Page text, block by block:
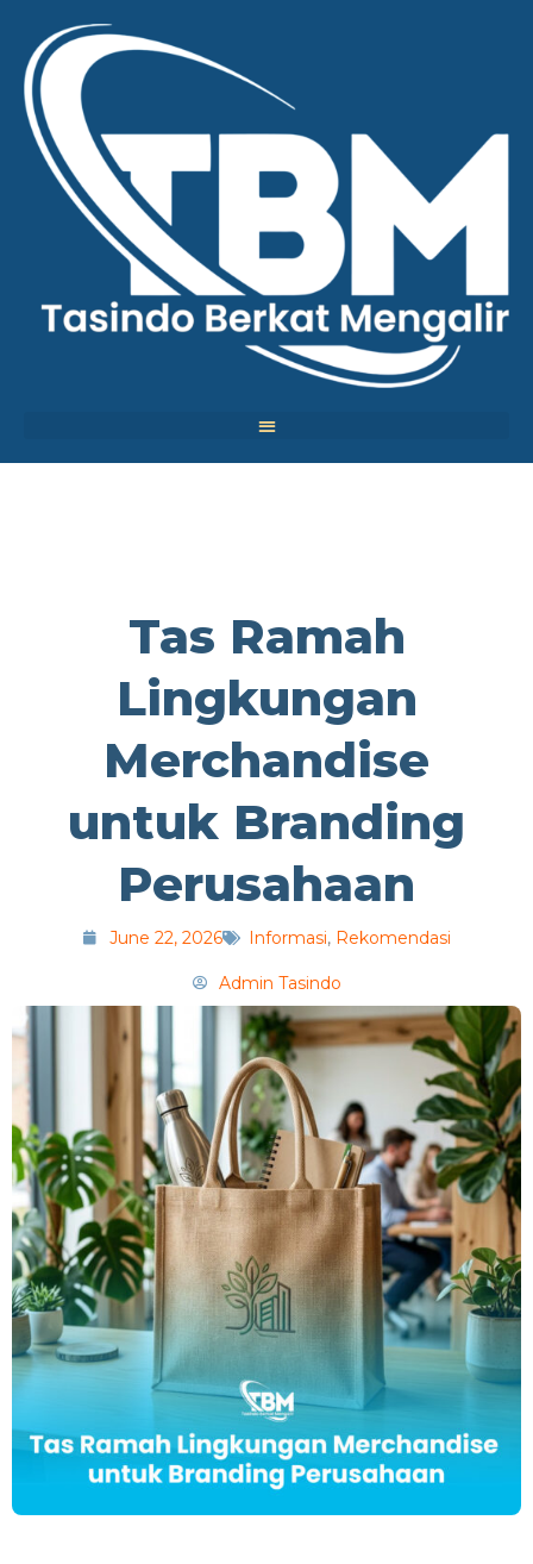
Tas Ramah
Lingkungan
Merchandise
untuk Branding
Perusahaan
June 22, 2026 Informasi, Rekomendasi
Admin Tasindo